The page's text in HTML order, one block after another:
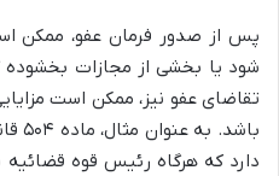
پس از صدور فرمان عفو، ممکن
شود یا بخشی از مجازات
تقاضای عفو نیز، ممکن است
دارد که هرگاه رئیس قوه